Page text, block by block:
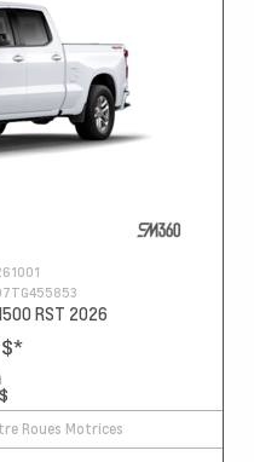
RST 2026
*
Roues Motrices